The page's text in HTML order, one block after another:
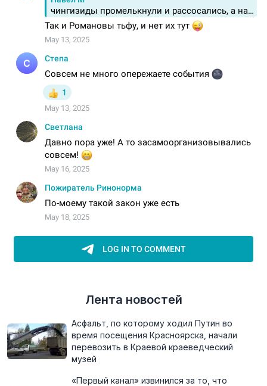
Лента новостей
Асфальт, по которому ходил Путин во
время посещения Красноярска, начали
перевозить в Краевой краеведческий
музей
«Первый канал» извинился за то, что